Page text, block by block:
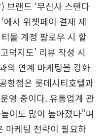
브랜드 ‘무신사 스탠다
에서 위챗페이 결제 제
몰 계정 팔로우 시 할
덕지도’ 리뷰 작성 시
의 연계 마케팅을 강화
항점은 롯데시티호텔과
영 중이다. 유통업계 관
이도 많이 높아졌다”며
마케팅 전략이 필요하